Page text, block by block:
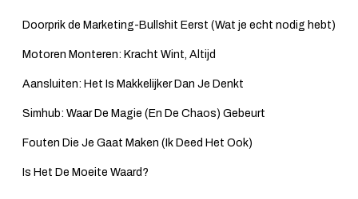
Doorprik de Marketing-Bullshit Eerst (Wat je echt nodig hebt)
Motoren Monteren: Kracht Wint, Altijd
Aansluiten: Het Is Makkelijker Dan Je Denkt
Simhub: Waar De Magie (En De Chaos) Gebeurt
Fouten Die Je Gaat Maken (Ik Deed Het Ook)
Is Het De Moeite Waard?